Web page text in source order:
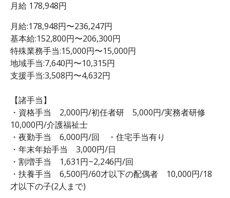
月給 178,948円
月給:178,948円〜236,247円
基本給:152,800円〜206,300円
特殊業務手当:15,000円〜15,000円
地域手当:7,640円〜10,315円
支援手当:3,508円〜4,632円
【諸手当】
・資格手当 2,000円/初任者研 5,000円/実務者研修
10,000円/介護福祉士
・夜勤手当 6,000円/回 ・住宅手当有り
・年末年始手当 3,000円/日
・割増手当 1,631円~2,246円/回
・扶養手当 6,500円/60才以下の配偶者 10,000円/18
才以下の子(2人まで)